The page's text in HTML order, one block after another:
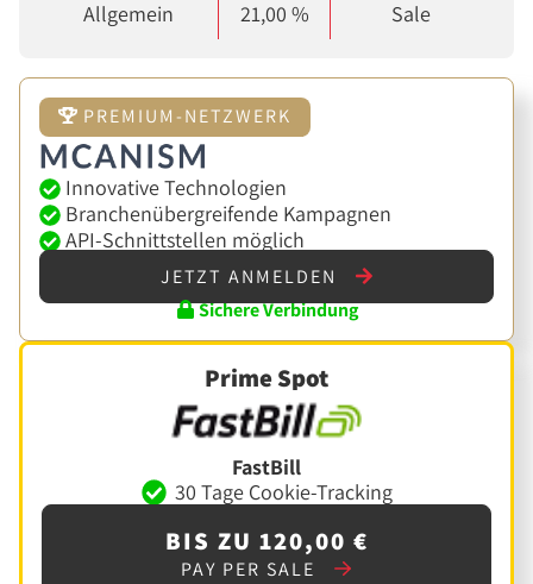
Allgemein 21,00 % Sale
PREMIUM-NETZWERK
Innovative Technologien
Branchenübergreifende Kampagnen
API-Schnittstellen möglich
JETZT ANMELDEN
Sichere Verbindung
Prime Spot
FastBill
30 Tage Cookie-Tracking
BIS ZU 120,00 €
PAY PER SALE